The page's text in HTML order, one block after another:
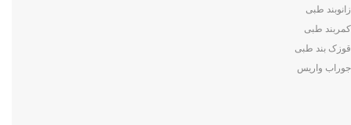
زانوبند طبی
کمربند طبی
قوزک بند طبی
جوراب واریس